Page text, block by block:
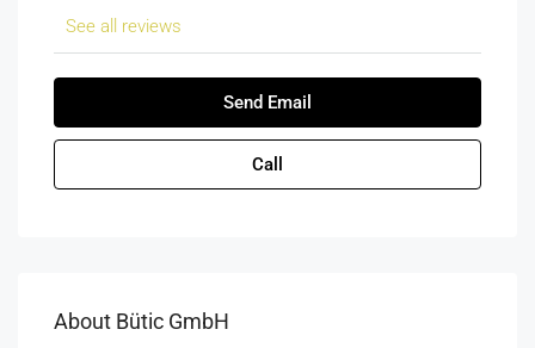
See all reviews
Send Email
Call
About Bütic GmbH